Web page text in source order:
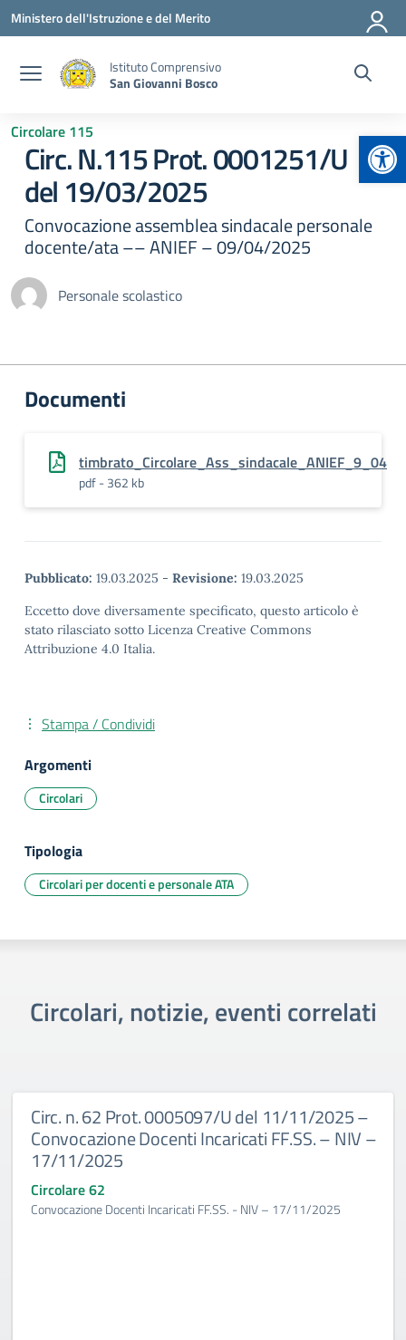
Vai ai contenuti
Vai al menu di navigazione
Vai al footer
Ministero dell'Istruzione e del Merito
Istituto Comprensivo
San Giovanni Bosco
Circolare 115
Circ. N.115 Prot. 0001251/U
del 19/03/2025
Convocazione assemblea sindacale personale
docente/ata –– ANIEF – 09/04/2025
Personale scolastico
Documenti
timbrato_Circolare_Ass_sindacale_ANIEF_9_04
pdf - 362 kb
Pubblicato: 19.03.2025 - Revisione: 19.03.2025
Eccetto dove diversamente specificato, questo articolo è
stato rilasciato sotto Licenza Creative Commons
Attribuzione 4.0 Italia.
Stampa / Condividi
Argomenti
Circolari
Tipologia
Circolari per docenti e personale ATA
Circolari, notizie, eventi correlati
Circ. n. 62 Prot. 0005097/U del 11/11/2025 –
Convocazione Docenti Incaricati FF.SS. – NIV –
17/11/2025
Circolare 62
Convocazione Docenti Incaricati FF.SS. - NIV – 17/11/2025